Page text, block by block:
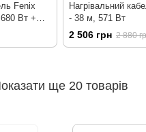
Fenix
Вт +
Нагрівальний
- 38 м, 571 Вт
2 506 грн 2 880
ще 20 товарів